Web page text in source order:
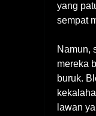
yang
sempat
Namun,
mereka
buruk.
lawan